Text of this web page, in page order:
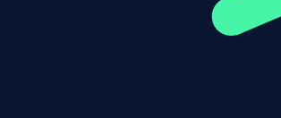
Ik ga akkoord dat mijn